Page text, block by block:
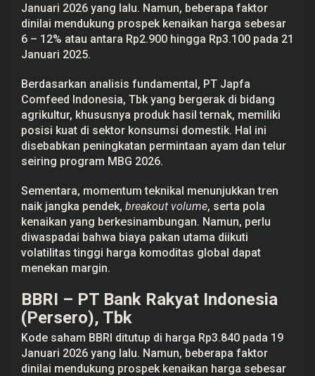
Januari 2026 yang lalu. Namun, beberapa faktor
dinilai mendukung prospek kenaikan harga sebesar
6 – 12% atau antara Rp2.900 hingga Rp3.100 pada 21
Januari 2025.
Berdasarkan analisis fundamental, PT Japfa
Comfeed Indonesia, Tbk yang bergerak di bidang
agrikultur, khususnya produk hasil ternak, memiliki
posisi kuat di sektor konsumsi domestik. Hal ini
disebabkan peningkatan permintaan ayam dan telur
seiring program MBG 2026.
Sementara, momentum teknikal menunjukkan tren
naik jangka pendek, breakout volume, serta pola
kenaikan yang berkesinambungan. Namun, perlu
diwaspadai bahwa biaya pakan utama diikuti
volatilitas tinggi harga komoditas global dapat
menekan margin.
BBRI – PT Bank Rakyat Indonesia
(Persero), Tbk
Kode saham BBRI ditutup di harga Rp3.840 pada 19
Januari 2026 yang lalu. Namun, beberapa faktor
dinilai mendukung prospek kenaikan harga sebesar